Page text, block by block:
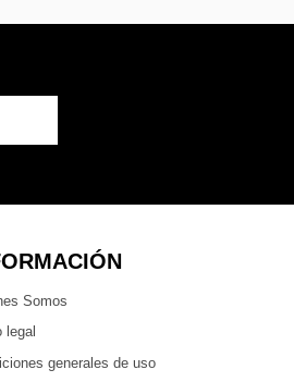
Somos
legal
generales de uso